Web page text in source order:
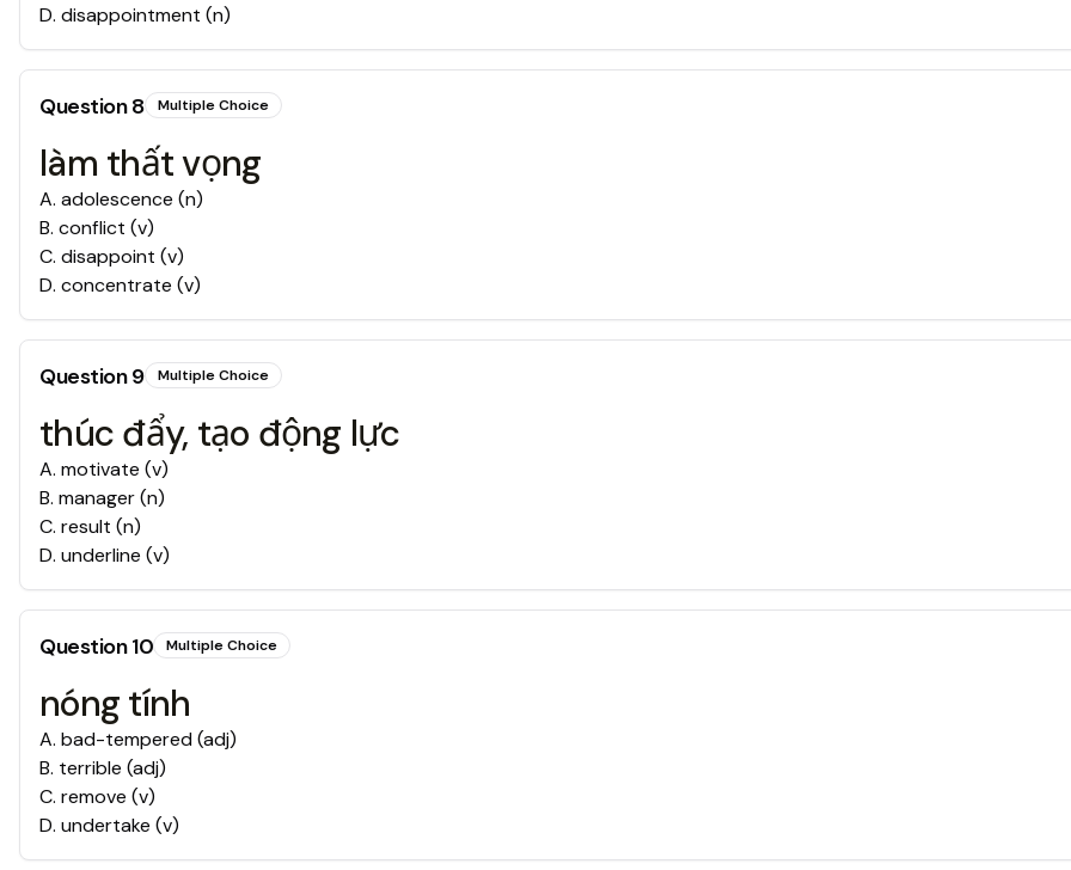
D. disappointment (n)
Question8 Multiple Choice
làm thất vọng
A. adolescence (n)
B. conflict (v)
C. disappoint (v)
D. concentrate (v)
Question9 Multiple Choice
thúc đẩy, tạo động lực
A. motivate (v)
B. manager (n)
C. result (n)
D. underline (v)
Question10 Multiple Choice
nóng tính
A. bad-tempered (adj)
B. terrible (adj)
C. remove (v)
D. undertake (v)